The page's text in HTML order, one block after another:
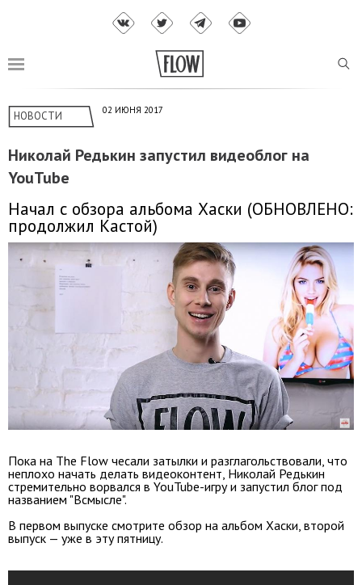
НОВОСТИ 02 ИЮНЯ 2017
Николай Редькин запустил видеоблог на
YouTube
Начал с обзора альбома Хаски (ОБНОВЛЕНО:
продолжил Кастой)
Пока на The Flow чесали затылки и разглагольствовали, что
неплохо начать делать видеоконтент, Николай Редькин
стремительно ворвался в YouTube-игру и запустил блог под
названием "Всмысле".
В первом выпуске смотрите обзор на альбом Хаски, второй
выпуск — уже в эту пятницу.